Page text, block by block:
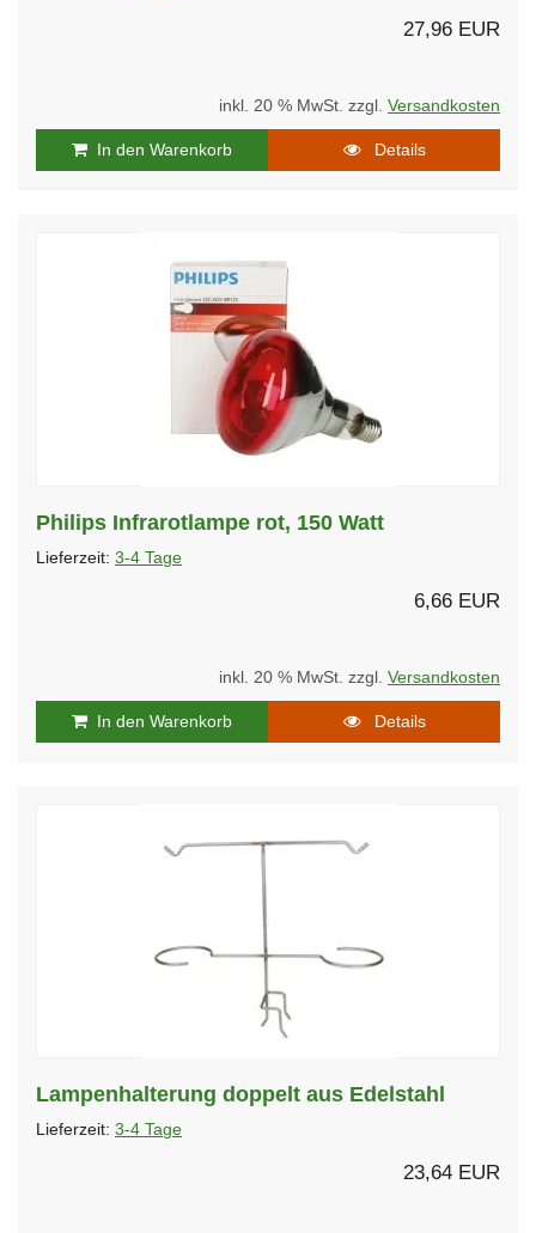
27,96 EUR
inkl. 20 % MwSt. zzgl. Versandkosten
In den Warenkorb Details
Philips Infrarotlampe rot, 150 Watt
Lieferzeit: 3-4 Tage
6,66 EUR
inkl. 20 % MwSt. zzgl. Versandkosten
In den Warenkorb Details
Lampenhalterung doppelt aus Edelstahl
Lieferzeit: 3-4 Tage
23,64 EUR